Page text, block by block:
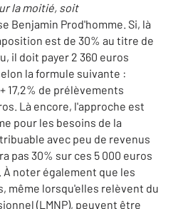
la moitié, soit
Benjamin Prod'homme. Si, là
est de 30% au titre de
il doit payer 2 360 euros
la formule suivante :
17,2% de prélèvements
Là encore, l'approche est
pour les besoins de la
avec peu de revenus
pas 30% sur ces 5 000 euros
À noter également que les
même lorsqu'elles relèvent du
(LMNP), peuvent être